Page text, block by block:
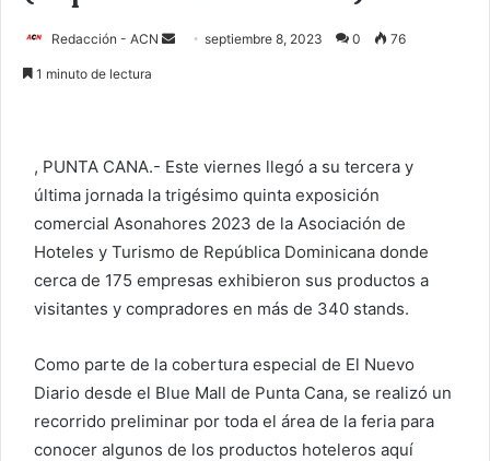
Redacción - ACN
r
u
n
c
o
r
l
septiembre 8, 2023 0 76
1 minuto de lectura
, PUNTA CANA.- Este viernes llegó a su tercera y
última jornada la trigésimo quinta exposición
comercial Asonahores 2023 de la Asociación de
Hoteles y Turismo de República Dominicana donde
cerca de 175 empresas exhibieron sus productos a
visitantes y compradores en más de 340 stands.
Como parte de la cobertura especial de El Nuevo
Diario desde el Blue Mall de Punta Cana, se realizó un
recorrido preliminar por toda el área de la feria para
conocer algunos de los productos hoteleros aquí